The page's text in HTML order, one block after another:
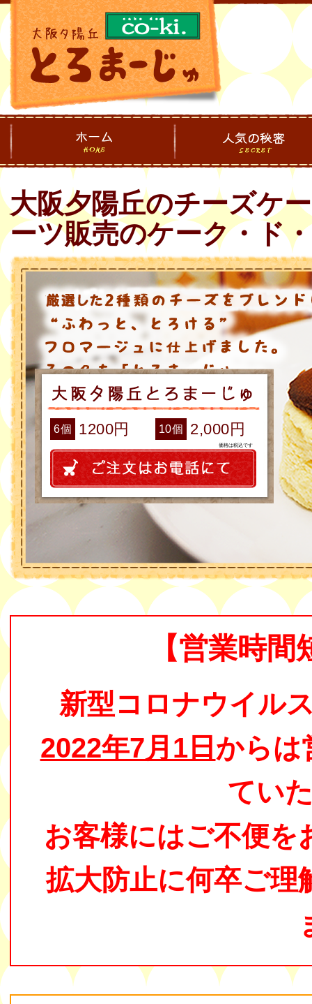
大阪夕陽丘のチーズケ
ーツ販売のケーク・ド
6個 1200円 10個 2,000円
価格は税込です
【営業時
新型コロナウイル
2022年7月1日 からは
てい
お客様にはご不便を
拡大防止に何卒ご理